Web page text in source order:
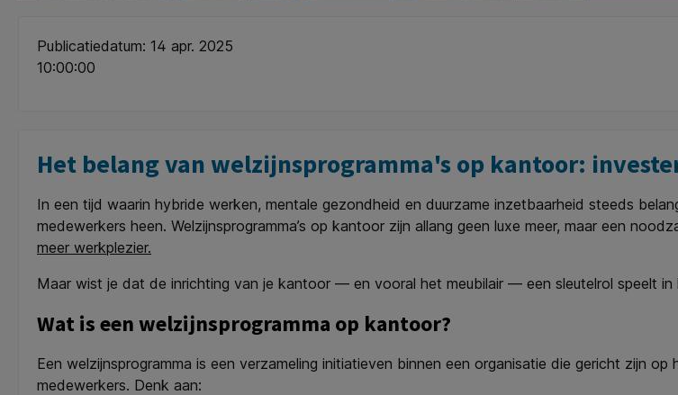
Publicatiedatum: 14 apr. 2025
10:00:00
Het belang van welzijnsprogramma's op kantoor:
In een tijd waarin hybride werken, mentale gezondheid en duurzame inzetbaarheid steeds
medewerkers heen. Welzijnsprogramma’s op kantoor zijn allang geen luxe meer, maar een
meer werkplezier.
Maar wist je dat de inrichting van je kantoor — en vooral het meubilair — een sleutelrol speelt in
Wat is een welzijnsprogramma op kantoor?
Een welzijnsprogramma is een verzameling initiatieven binnen een organisatie die gericht zijn
medewerkers. Denk aan: